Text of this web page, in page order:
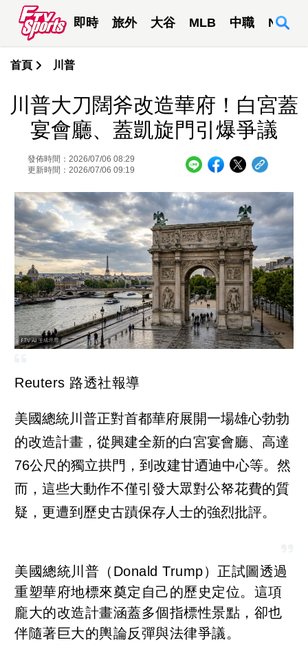
即時 旅外 大谷 MLB 中職 NBA
首頁 川普
川普大刀闊斧改造華府！白宮蓋
宴會廳、蓋凱旋門引爆爭議
發佈時間：2026/07/06 08:29
更新時間：2026/07/06 09:19
Reuters 路透社報導
美國總統川普正對首都華府展開一場雄心勃勃
的改造計畫，從興建全新的白宮宴會廳、高達
76公尺的獨立拱門，到改建甘迺迪中心等。然
而，這些大動作不僅引發大眾對公帑花費的質
疑，更遭到歷史古蹟保存人士的強烈批評。
美國總統川普（Donald Trump）正試圖透過
重塑華府地標來奠定自己的歷史定位。這項
龐大的改造計畫涵蓋多個指標性景點，卻也
伴隨著巨大的輿論反彈與法律爭議。